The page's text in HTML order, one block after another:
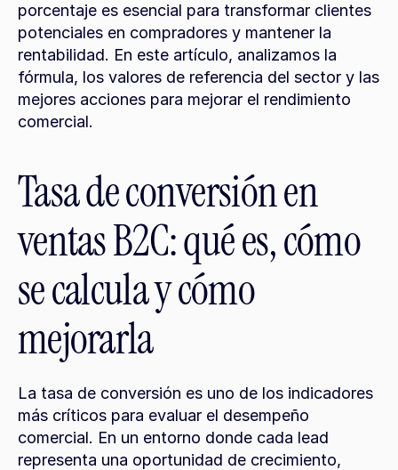
porcentaje es esencial para transformar clientes
potenciales en compradores y mantener la
rentabilidad. En este artículo, analizamos la
fórmula, los valores de referencia del sector y las
mejores acciones para mejorar el rendimiento
comercial.
Tasa de conversión en
ventas B2C: qué es, cómo
se calcula y cómo
mejorarla
La tasa de conversión es uno de los indicadores
más críticos para evaluar el desempeño
comercial. En un entorno donde cada lead
representa una oportunidad de crecimiento,